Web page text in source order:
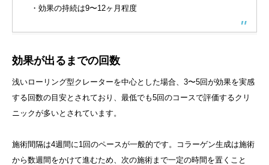
・効果の持続は9〜12ヶ月程度
効果が出るまでの回数
浅いローリング型クレーターを中心とした場合、3〜5回が効果を実感
する回数の目安とされており、最低でも5回のコースで評価するクリ
ニックが多いとされています。
施術間隔は4週間に1回のペースが一般的です。コラーゲン生成は施術
から数週間をかけて進むため、次の施術まで一定の時間を置くこと